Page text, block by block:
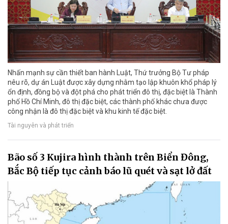
Nhấn mạnh sự cần thiết ban hành Luật, Thứ trưởng Bộ Tư pháp
nêu rõ, dự án Luật được xây dựng nhằm tạo lập khuôn khổ pháp lý
ổn định, đồng bộ và đột phá cho phát triển đô thị, đặc biệt là Thành
phố Hồ Chí Minh, đô thị đặc biệt, các thành phố khác chưa được
công nhận là đô thị đặc biệt và khu kinh tế đặc biệt.
Tài nguyên và phát triển
Bão số 3 Kujira hình thành trên Biển Đông,
Bắc Bộ tiếp tục cảnh báo lũ quét và sạt lở đất